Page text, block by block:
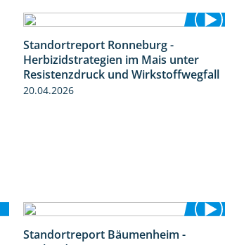
Standortreport Ronneburg -
Herbizidstrategien im Mais unter
Resistenzdruck und Wirkstoffwegfall
20.04.2026
Standortreport Bäumenheim -